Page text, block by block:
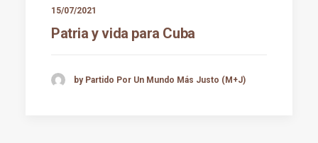
15/07/2021
Patria y vida para Cuba
by Partido Por Un Mundo Más Justo (M+J)